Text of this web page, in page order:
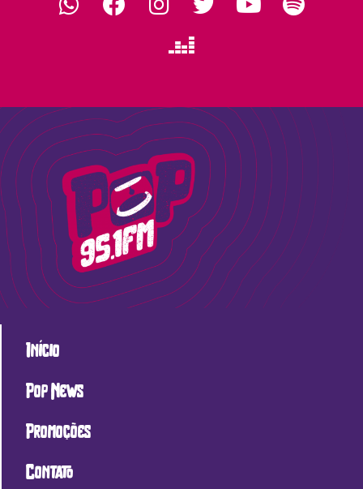
Início
Pop News
Promoções
Contato